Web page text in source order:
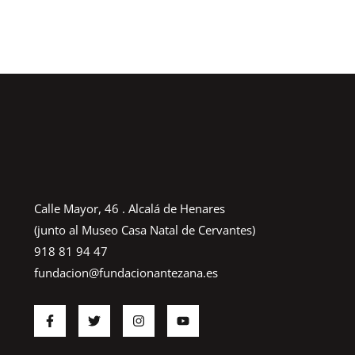
Calle Mayor, 46 . Alcalá de Henares
(junto al Museo Casa Natal de Cervantes)
918 81 94 47
fundacion@fundacionantezana.es